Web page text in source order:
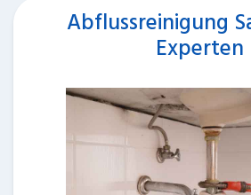
Abflussreinigung
Experten